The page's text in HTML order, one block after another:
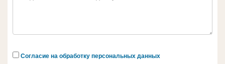
Согласие на обработку персональных данных